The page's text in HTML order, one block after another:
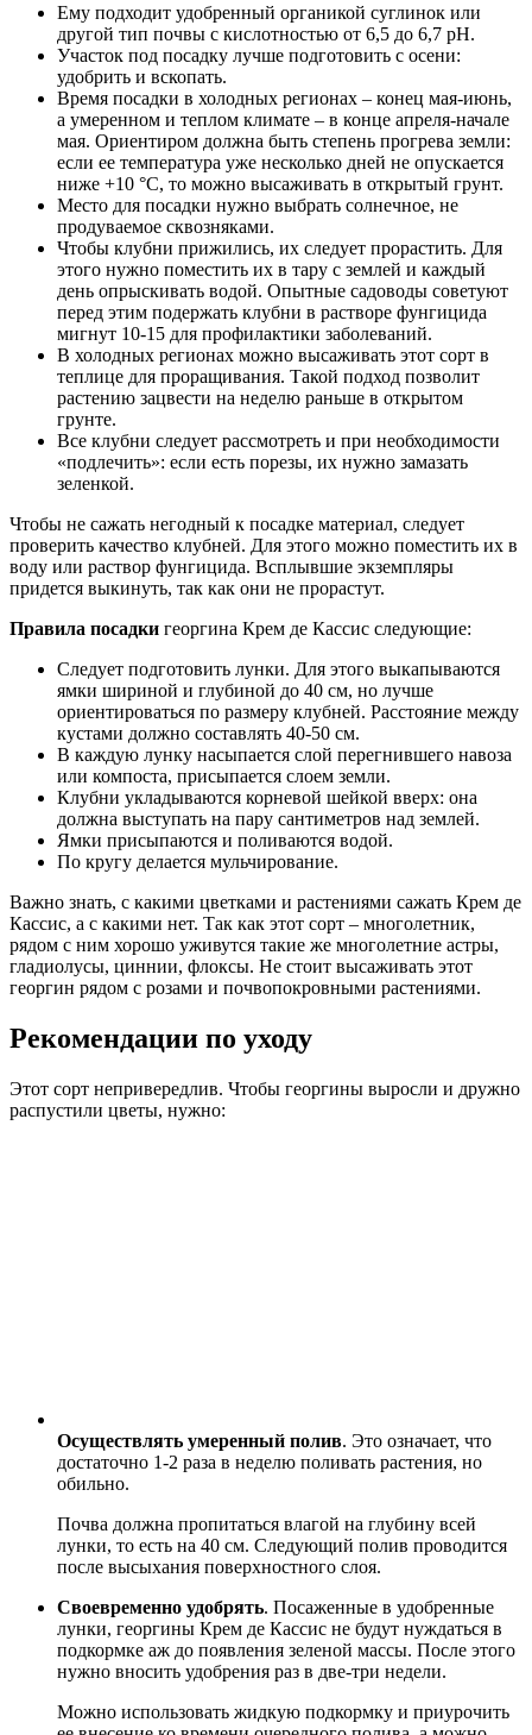
Ему подходит удобренный органикой суглинок или
другой тип почвы с кислотностью от 6,5 до 6,7 pH.
Участок под посадку лучше подготовить с осени:
удобрить и вскопать.
Время посадки в холодных регионах – конец мая-июнь,
а умеренном и теплом климате – в конце апреля-начале
мая. Ориентиром должна быть степень прогрева земли:
если ее температура уже несколько дней не опускается
ниже +10 °С, то можно высаживать в открытый грунт.
Место для посадки нужно выбрать солнечное, не
продуваемое сквозняками.
Чтобы клубни прижились, их следует прорастить. Для
этого нужно поместить их в тару с землей и каждый
день опрыскивать водой. Опытные садоводы советуют
перед этим подержать клубни в растворе фунгицида
мигнут 10-15 для профилактики заболеваний.
В холодных регионах можно высаживать этот сорт в
теплице для проращивания. Такой подход позволит
растению зацвести на неделю раньше в открытом
грунте.
Все клубни следует рассмотреть и при необходимости
«подлечить»: если есть порезы, их нужно замазать
зеленкой.
Чтобы не сажать негодный к посадке материал, следует
проверить качество клубней. Для этого можно поместить их в
воду или раствор фунгицида. Всплывшие экземпляры
придется выкинуть, так как они не прорастут.
Правила посадки георгина Крем де Кассис следующие:
Следует подготовить лунки. Для этого выкапываются
ямки шириной и глубиной до 40 см, но лучше
ориентироваться по размеру клубней. Расстояние между
кустами должно составлять 40-50 см.
В каждую лунку насыпается слой перегнившего навоза
или компоста, присыпается слоем земли.
Клубни укладываются корневой шейкой вверх: она
должна выступать на пару сантиметров над землей.
Ямки присыпаются и поливаются водой.
По кругу делается мульчирование.
Важно знать, с какими цветками и растениями сажать Крем де
Кассис, а с какими нет. Так как этот сорт – многолетник,
рядом с ним хорошо уживутся такие же многолетние астры,
гладиолусы, циннии, флоксы. Не стоит высаживать этот
георгин рядом с розами и почвопокровными растениями.
Рекомендации по уходу
Этот сорт непривередлив. Чтобы георгины выросли и дружно
распустили цветы, нужно:
Осуществлять умеренный полив. Это означает, что
достаточно 1-2 раза в неделю поливать растения, но
обильно.
Почва должна пропитаться влагой на глубину всей
лунки, то есть на 40 см. Следующий полив проводится
после высыхания поверхностного слоя.
Своевременно удобрять. Посаженные в удобренные
лунки, георгины Крем де Кассис не будут нуждаться в
подкормке аж до появления зеленой массы. После этого
нужно вносить удобрения раз в две-три недели.
Можно использовать жидкую подкормку и приурочить